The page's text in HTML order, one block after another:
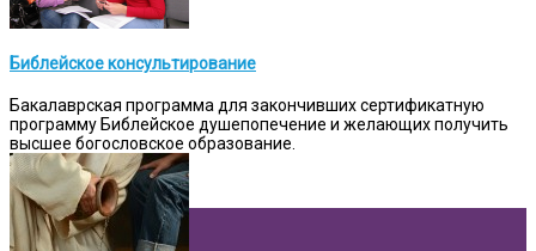
Библейское консультирование
Бакалаврская программа для закончивших сертификатную
программу Библейское душепопечение и желающих получить
высшее богословское образование.